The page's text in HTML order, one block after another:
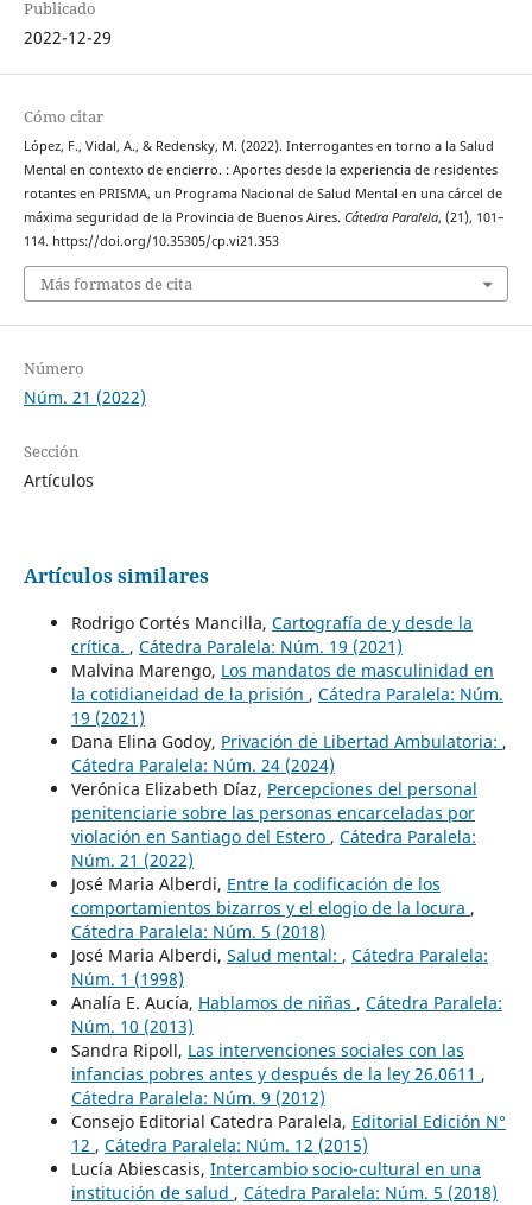
Publicado
2022-12-29
Cómo citar
López, F., Vidal, A., & Redensky, M. (2022). Interrogantes en torno a la Salud
Mental en contexto de encierro. : Aportes desde la experiencia de residentes
rotantes en PRISMA, un Programa Nacional de Salud Mental en una cárcel de
máxima seguridad de la Provincia de Buenos Aires. Cátedra Paralela, (21), 101–
114. https://doi.org/10.35305/cp.vi21.353
Más formatos de cita
Número
Núm. 21 (2022)
Sección
Artículos
Artículos similares
Rodrigo Cortés Mancilla, Cartografía de y desde la
crítica. , Cátedra Paralela: Núm. 19 (2021)
Malvina Marengo, Los mandatos de masculinidad en
la cotidianeidad de la prisión , Cátedra Paralela: Núm.
19 (2021)
Dana Elina Godoy, Privación de Libertad Ambulatoria: ,
Cátedra Paralela: Núm. 24 (2024)
Verónica Elizabeth Díaz, Percepciones del personal
penitenciarie sobre las personas encarceladas por
violación en Santiago del Estero , Cátedra Paralela:
Núm. 21 (2022)
José Maria Alberdi, Entre la codificación de los
comportamientos bizarros y el elogio de la locura ,
Cátedra Paralela: Núm. 5 (2018)
José Maria Alberdi, Salud mental: , Cátedra Paralela:
Núm. 1 (1998)
Analía E. Aucía, Hablamos de niñas , Cátedra Paralela:
Núm. 10 (2013)
Sandra Ripoll, Las intervenciones sociales con las
infancias pobres antes y después de la ley 26.0611 ,
Cátedra Paralela: Núm. 9 (2012)
Consejo Editorial Catedra Paralela, Editorial Edición N°
12 , Cátedra Paralela: Núm. 12 (2015)
Lucía Abiescasis, Intercambio socio-cultural en una
institución de salud , Cátedra Paralela: Núm. 5 (2018)